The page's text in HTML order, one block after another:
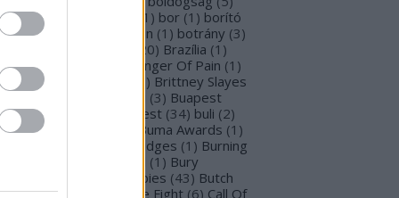
(1 1 ) bor (1 ) borító
) borítókép Bosorkun (1 ) botrány (3)
20) Brazília (1 )
In ( Bringer Of Pain (1 )
Me To Life
) Brittney Slayes
(3) Buapest
(2) búcsú Budapest (34) buli (2)
for M Valentine
Buma Awards (1 )
Burning Bridges (1 ) Burning
(1 ) Bury
Butcher Babies (43) Butch
(2) Cadaveria Cage Fight (6) Call Of